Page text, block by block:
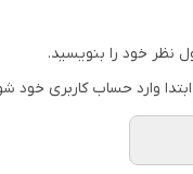
نظر خود را بنویسید.
وارد حساب کاربری خود